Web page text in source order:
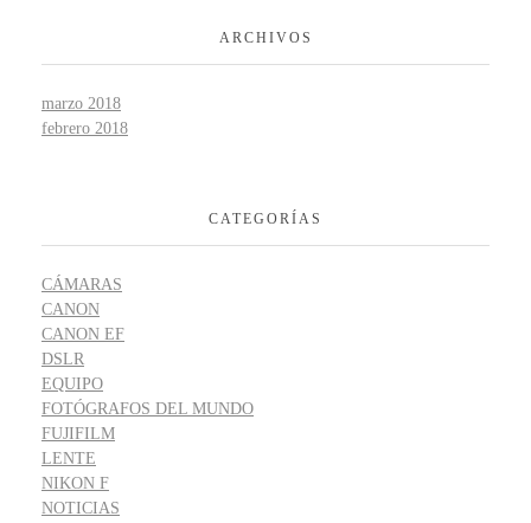
ARCHIVOS
marzo 2018
febrero 2018
CATEGORÍAS
CÁMARAS
CANON
CANON EF
DSLR
EQUIPO
FOTÓGRAFOS DEL MUNDO
FUJIFILM
LENTE
NIKON F
NOTICIAS